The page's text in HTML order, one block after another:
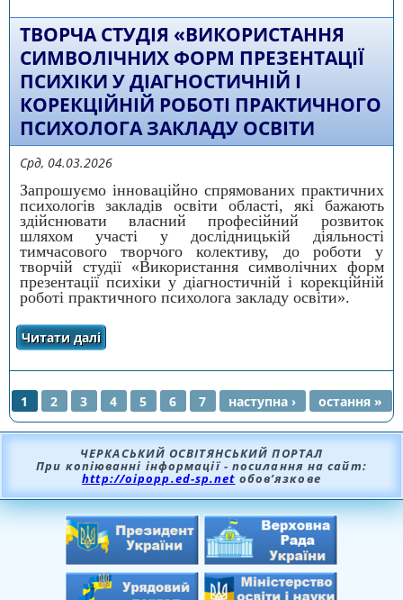
ТВОРЧА СТУДІЯ «ВИКОРИСТАННЯ
СИМВОЛІЧНИХ ФОРМ ПРЕЗЕНТАЦІЇ
ПСИХІКИ У ДІАГНОСТИЧНІЙ І
КОРЕКЦІЙНІЙ РОБОТІ ПРАКТИЧНОГО
ПСИХОЛОГА ЗАКЛАДУ ОСВІТИ
Срд, 04.03.2026
Запрошуємо інноваційно спрямованих практичних
психологів закладів освіти області, які бажають
здійснювати власний професійний розвиток
шляхом участі у дослідницькій діяльності
тимчасового творчого колективу, до роботи у
творчій студії «Використання символічних форм
презентації психіки у діагностичній і корекційній
роботі практичного психолога закладу освіти».
Читати далі
діагностичній і корекційній роботі
СТОРІНКИ
1 2 3 4 5 6 7 наступна › остання »
ЧЕРКАСЬКИЙ ОСВІТЯНСЬКИЙ ПОРТАЛ
При копіюванні інформації - посилання на сайт:
http://oipopp.ed-sp.net обов’язкове